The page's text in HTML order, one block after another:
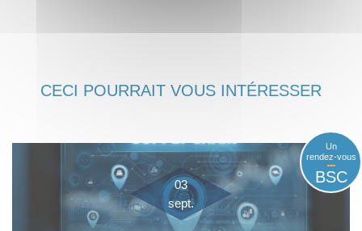
CECI POURRAIT VOUS INTÉRESSER
03
sept.
Un
rendez-vous
BSC